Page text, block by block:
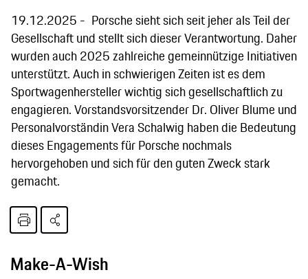
19.12.2025
Porsche sieht sich seit jeher als Teil der
Gesellschaft und stellt sich dieser Verantwortung. Daher
wurden auch 2025 zahlreiche gemeinnützige Initiativen
unterstützt. Auch in schwierigen Zeiten ist es dem
Sportwagenhersteller wichtig sich gesellschaftlich zu
engagieren. Vorstandsvorsitzender Dr. Oliver Blume und
Personalvorständin Vera Schalwig haben die Bedeutung
dieses Engagements für Porsche nochmals
hervorgehoben und sich für den guten Zweck stark
gemacht.
Make-A-Wish